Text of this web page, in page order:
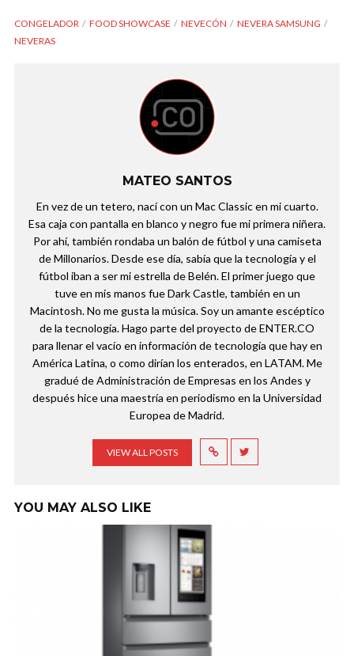
CONGELADOR FOOD SHOWCASE NEVECÓN
NEVERA SAMSUNG
NEVERAS
MATEO SANTOS
En vez de un tetero, nací con un Mac Classic en mi cuarto.
Esa caja con pantalla en blanco y negro fue mi primera niñera.
Por ahí, también rondaba un balón de fútbol y una camiseta
de Millonarios. Desde ese día, sabía que la tecnología y el
fútbol iban a ser mi estrella de Belén. El primer juego que
tuve en mis manos fue Dark Castle, también en un
Macintosh. No me gusta la música. Soy un amante escéptico
de la tecnología. Hago parte del proyecto de ENTER.CO
para llenar el vacío en información de tecnología que hay en
América Latina, o como dirían los enterados, en LATAM. Me
gradué de Administración de Empresas en los Andes y
después hice una maestría en periodismo en la Universidad
Europea de Madrid.
VIEW ALL POSTS
YOU MAY ALSO LIKE